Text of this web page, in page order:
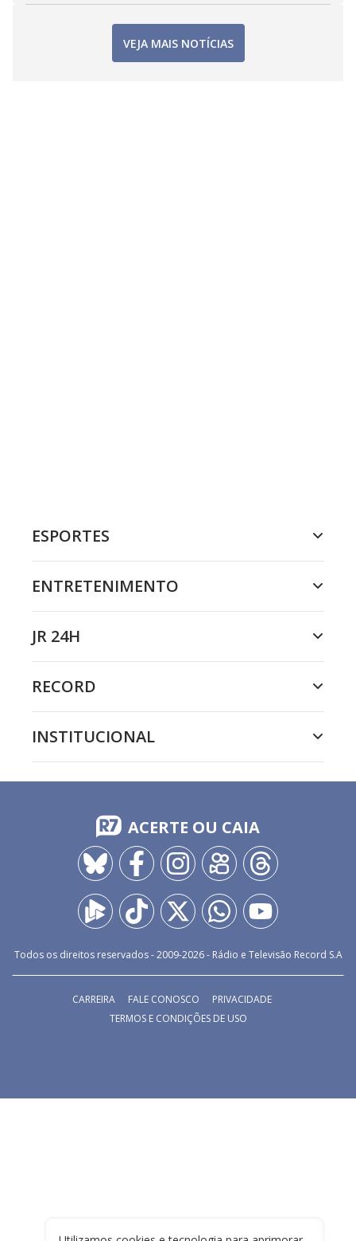
VEJA MAIS NOTÍCIAS
ESPORTES
ENTRETENIMENTO
JR 24H
RECORD
INSTITUCIONAL
ACERTE OU CAIA
Todos os direitos reservados - 2009-2026- Rádio e Televisão Record S.A
CARREIRA FALE CONOSCO
PRIVACIDADE
TERMOS E CONDIÇÕES DE USO